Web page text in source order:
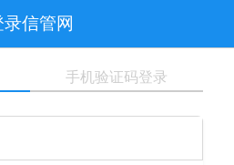
录信管网
手机验证码登录